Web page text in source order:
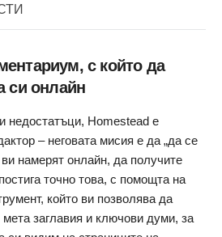
с който да
си онлайн
недостатъци, Homestead е
– неговата мисия е да „да се
намерят онлайн, да получите
точно това, с помощта на
който ви позволява да
заглавия и ключови думи, за